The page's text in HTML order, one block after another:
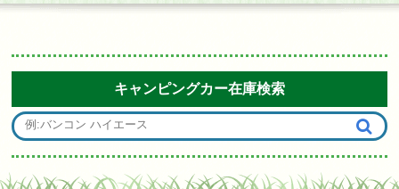
キャンピングカー在庫検索